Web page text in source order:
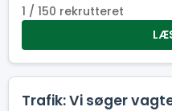
Her har vi brug for
være med til at sikre,
bogstaveligt talt.
1 / 150 rekrutteret
Trafik: Vi søger